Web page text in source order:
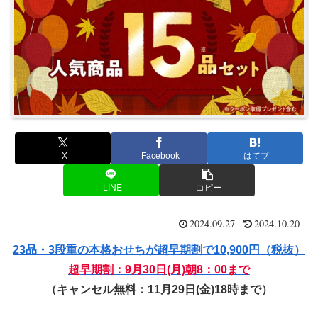
X Facebook はてブ
LINE コピー
2024.09.27 2024.10.20
23品・3段重の本格おせちが超早期割で10,900円（税抜）
超早期割：9月30日(月)朝8：00まで
（キャンセル無料：11月29日(金)18時まで）